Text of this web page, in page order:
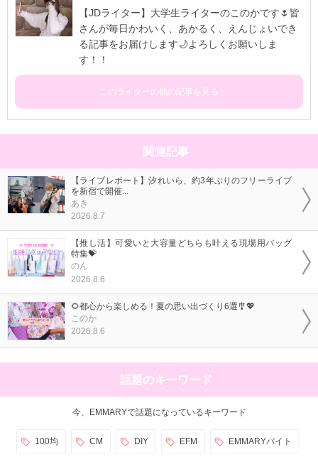
【JDライター】大学生ライターのこのかです🌷皆
さんが毎日かわいく、あかるく、えんじょいでき
る記事をお届けします🌙よろしくお願いしま
す！！
このライターの他の記事を見る
関連記事
【ライブレポート】汐れいら、約3年ぶりのフリーライブ
を新宿で開催...
あき
2026.8.7
【推し活】可愛いと大容量どちらも叶える現場用バッグ
特集💝
のん
2026.8.6
🌻都心から楽しめる！夏の思い出づくり6選🎐💖
このか
2026.8.6
話題のキーワード
今、EMMARYで話題になっているキーワード
100均 CM DIY EFM EMMARYバイト